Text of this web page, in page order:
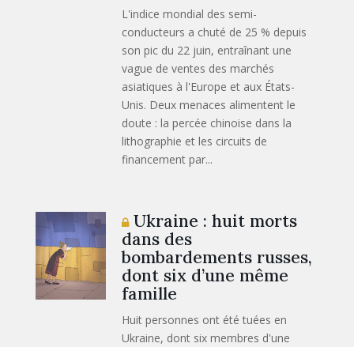
L'indice mondial des semi-
conducteurs a chuté de 25 % depuis
son pic du 22 juin, entraînant une
vague de ventes des marchés
asiatiques à l'Europe et aux États-
Unis. Deux menaces alimentent le
doute : la percée chinoise dans la
lithographie et les circuits de
financement par...
Ukraine : huit morts
dans des
bombardements russes,
dont six d’une même
famille
Huit personnes ont été tuées en
Ukraine, dont six membres d'une